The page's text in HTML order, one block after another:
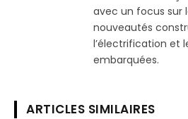
avec un focus sur
nouveautés
l’électrification et
embarquées.
ARTICLES SIMILAIRES